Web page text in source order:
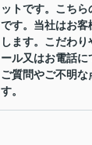
ットです。こち
です。当社はお客
します。こだわ
ール又はお電話に
ご質問やご不明な
す。